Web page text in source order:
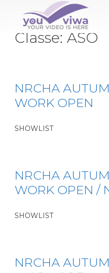
Classe: ASO
NRCHA
WORK OPEN
SHOWLIST
NRCHA
WORK OPEN /
SHOWLIST
NRCHA